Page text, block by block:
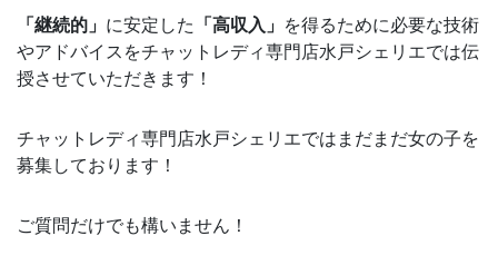
「継続的」 に安定した 「高収入」 を得るために必要な技術
やアドバイスをチャットレディ専門店水戸シェリエでは伝
授させていただきます！
チャットレディ専門店水戸シェリエではまだまだ女の子を
募集しております！
ご質問だけでも構いません！